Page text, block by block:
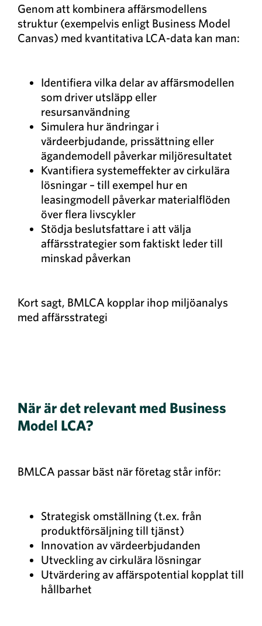
Genom att kombinera affärsmodellens
struktur (exempelvis enligt Business Model
Canvas) med kvantitativa LCA-data kan man:
Identifiera vilka delar av affärsmodellen
som driver utsläpp eller
resursanvändning
Simulera hur ändringar i
värdeerbjudande, prissättning eller
ägandemodell påverkar miljöresultatet
Kvantifiera systemeffekter av cirkulära
lösningar – till exempel hur en
leasingmodell påverkar materialflöden
över flera livscykler
Stödja beslutsfattare i att välja
affärsstrategier som faktiskt leder till
minskad påverkan
Kort sagt, BMLCA kopplar ihop miljöanalys
med affärsstrategi
När är det relevant med Business
Model LCA?
BMLCA passar bäst när företag står inför:
Strategisk omställning (t.ex. från
produktförsäljning till tjänst)
Innovation av värdeerbjudanden
Utveckling av cirkulära lösningar
Utvärdering av affärspotential kopplat till
hållbarhet